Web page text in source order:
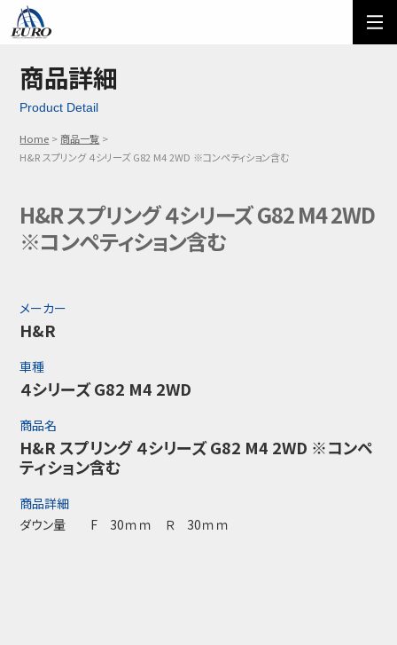
ご利用方法
メール問い合わせ
03-5674-7742
商品詳細
Product Detail
Home
商品一覧
H&R スプリング ４シリーズ G82 M4 2WD ※コンペティション含む
H&R スプリング ４シリーズ G82 M4 2WD
※コンペティション含む
メーカー
H&R
車種
４シリーズ G82 M4 2WD
商品名
H&R スプリング ４シリーズ G82 M4 2WD ※コンペ
ティション含む
商品詳細
ダウン量 F 30ｍｍ Ｒ 30ｍｍ